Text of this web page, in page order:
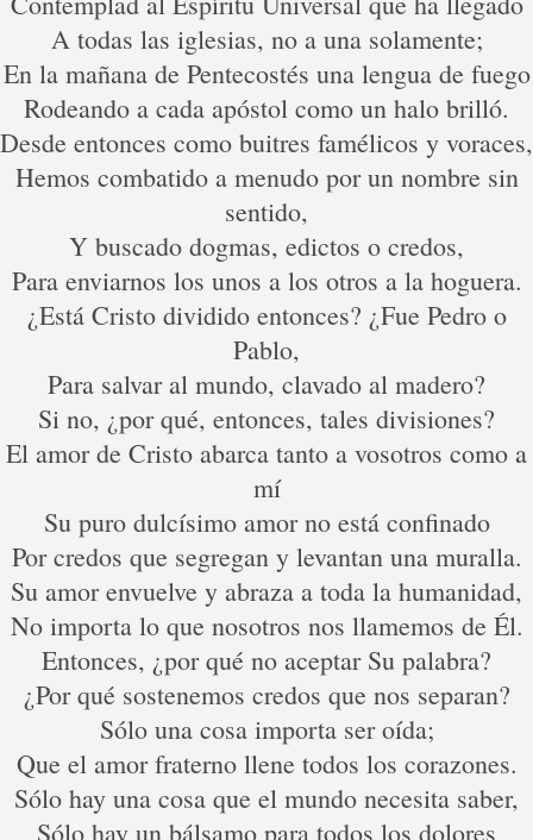
A todas las iglesias, no a una solamente;
En la mañana de Pentecostés una lengua de fuego
Rodeando a cada apóstol como un halo brilló.
Desde entonces como buitres famélicos y voraces,
Hemos combatido a menudo por un nombre sin
sentido,
Y buscado dogmas, edictos o credos,
Para enviarnos los unos a los otros a la hoguera.
¿Está Cristo dividido entonces? ¿Fue Pedro o
Pablo,
Para salvar al mundo, clavado al madero?
Si no, ¿por qué, entonces, tales divisiones?
El amor de Cristo abarca tanto a vosotros como a
mí
Su puro dulcísimo amor no está confinado
Por credos que segregan y levantan una muralla.
Su amor envuelve y abraza a toda la humanidad,
No importa lo que nosotros nos llamemos de Él.
Entonces, ¿por qué no aceptar Su palabra?
¿Por qué sostenemos credos que nos separan?
Sólo una cosa importa ser oída;
Que el amor fraterno llene todos los corazones.
Sólo hay una cosa que el mundo necesita saber,
Sólo hay un bálsamo para todos los dolores